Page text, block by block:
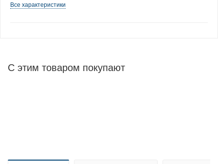
Все характеристики
С этим товаром покупают